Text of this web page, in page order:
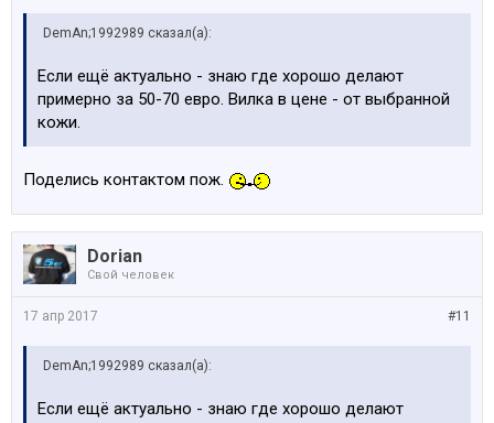
DemAn;1992989 сказал(а):
Если ещё актуально - знаю где хорошо делают
примерно за 50-70 евро. Вилка в цене - от выбранной
кожи.
Поделись контактом пож.
Dorian
Свой человек
#11
17 апр 2017
DemAn;1992989 сказал(а):
Если ещё актуально - знаю где хорошо делают